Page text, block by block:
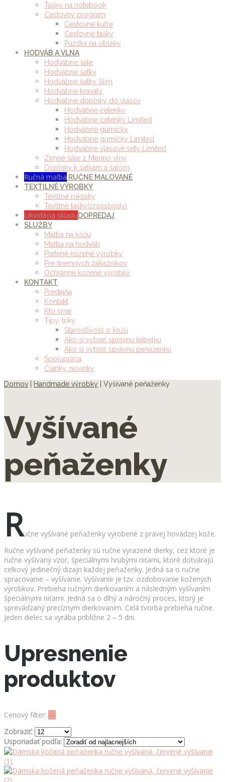
Tašky na notebook
Cestovný program
Cestovné kufre
Cestovné tašky
Púzdra na obleky
HODVÁB A VLNA
Hodvábne šále
Hodvábne šatky
Hodvábne šatky Slim
Hodvábne kravaty
Hodvábne doplnky do vlasov
Hodvábne čelenky
Hodvábne čelenky Limited
Hodvábne gumičky
Hodvábne gumičky Limited
Hodvábne vlasové sety Limited
Zimné šále z Merino vlny
Doplnky k šatkám a šálom
Ručná maľba RUČNE MAĽOVANÉ
TEXTILNÉ VÝROBKY
Textilné ruksaky
Textilné tašky(crossbody)
Likvidácia skladuDOPREDAJ
SLUŽBY
Maľba na kožu
Maľba na hodváb
Pletené kožené výrobky
Pre firemných zákazníkov
Ochranné kožené výrobky
KONTAKT
Predajňa
Kontakt
Kto sme
Tipy, triky
Starostlivosť o kožu
Ako si vybrať správnu kabelku
Ako si vybrať správnu peňaženku
Spolupráca
Články, novinky
Domov
Handmade výrobky | Vyšívané peňaženky
Vyšívané
peňaženky
Ručne vyšívané peňaženky vyrobené z pravej hovädzej kože.
Ručne vyšívané peňaženky sú ručne vyrazené dierky, cez ktoré je
ručne vyšívaný vzor, špeciálnymi hrubými niťami, ktoré dotvárajú
celkový jedinečný dizajn každej peňaženky. Jedná sa o ručne
spracovanie – vyšívanie. Vyšívanie je tzv. ozdobovanie kožených
výrobkov. Prebieha ručným dierkovaním a následným vyšívaním
špeciálnymi niťami. Jedná sa o dlhý a náročný proces, ktorý je
sprevádzaný precíznym dierkovaním. Celá tvorba prebieha ručne.
Jeden dielec sa vyrába približne 2 – 5 dni.
Upresnenie
produktov
Cenový filter: —
Zobraziť:
Usporiadať podľa: